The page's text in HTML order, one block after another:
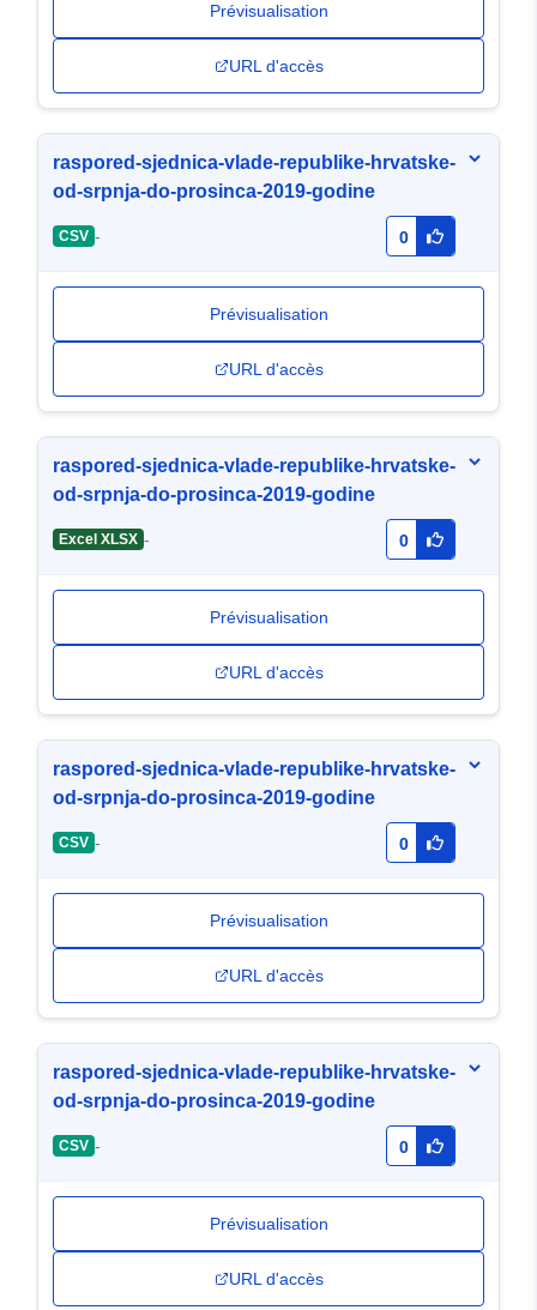
Prévisualisation
URL d'accès
raspored-sjednica-vlade-republike-hrvatske-
od-srpnja-do-prosinca-2019-godine
CSV - 0
Prévisualisation
URL d'accès
raspored-sjednica-vlade-republike-hrvatske-
od-srpnja-do-prosinca-2019-godine
Excel XLSX - 0
Prévisualisation
URL d'accès
raspored-sjednica-vlade-republike-hrvatske-
od-srpnja-do-prosinca-2019-godine
CSV - 0
Prévisualisation
URL d'accès
raspored-sjednica-vlade-republike-hrvatske-
od-srpnja-do-prosinca-2019-godine
CSV - 0
Prévisualisation
URL d'accès